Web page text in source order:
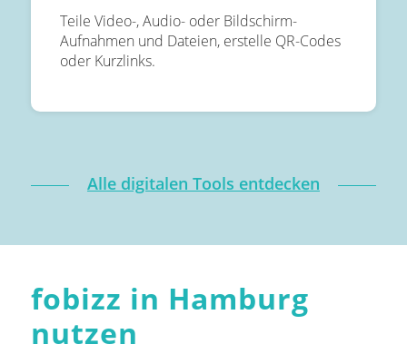
Teile Video-, Audio- oder Bildschirm-
Aufnahmen und Dateien, erstelle QR-Codes
oder Kurzlinks.
Alle digitalen Tools entdecken
fobizz in Hamburg
nutzen